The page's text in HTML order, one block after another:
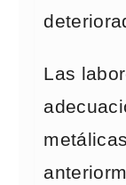
Las